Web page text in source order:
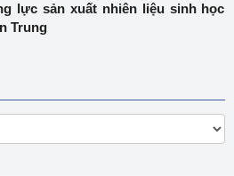
lực sản xuất nhiên liệu sinh học
Trung